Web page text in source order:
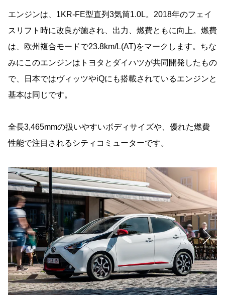
エンジンは、1KR-FE型直列3気筒1.0L。2018年のフェイ
スリフト時に改良が施され、出力、燃費ともに向上。燃費
は、欧州複合モードで23.8km/L(AT)をマークします。ちな
みにこのエンジンはトヨタとダイハツが共同開発したもの
で、日本ではヴィッツやiQにも搭載されているエンジンと
基本は同じです。
全長3,465mmの扱いやすいボディサイズや、優れた燃費
性能で注目されるシティコミューターです。